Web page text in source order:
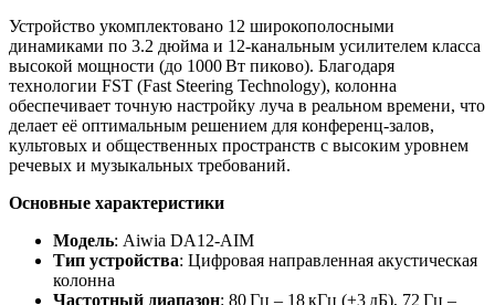
Устройство укомплектовано 12 широкополосными
динамиками по 3.2 дюйма и 12-канальным усилителем класса
высокой мощности (до 1000 Вт пиково). Благодаря
технологии FST (Fast Steering Technology), колонна
обеспечивает точную настройку луча в реальном времени, что
делает её оптимальным решением для конференц-залов,
культовых и общественных пространств с высоким уровнем
речевых и музыкальных требований.
Основные характеристики
Модель: Aiwia DA12-AIM
Тип устройства: Цифровая направленная акустическая
колонна
Частотный диапазон: 80 Гц – 18 кГц (±3 дБ), 72 Гц –